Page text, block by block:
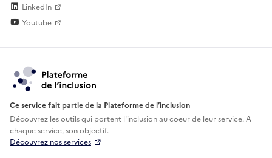
LinkedIn
Youtube
Ce service fait partie de la Plateforme de l’inclusion
Découvrez les outils qui portent l'inclusion aucoeur de leur service. A
chaque service, son objectif.
Découvrez nos services